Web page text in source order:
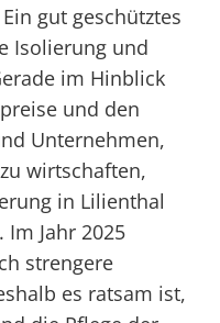
gut geschütztes
Isolierung und
im Hinblick
und den
Unternehmen,
wirtschaften,
in Lilienthal
Jahr 2025
strengere
es ratsam ist,